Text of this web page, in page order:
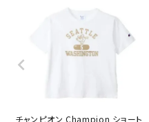
チャンピオン Champion ショート